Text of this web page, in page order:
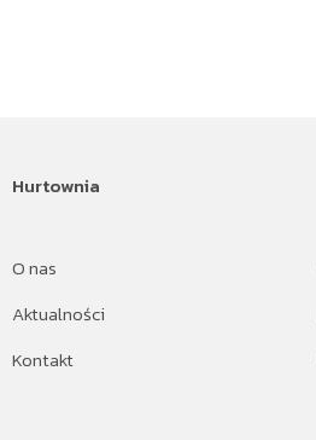
Hurtownia
O nas
Aktualności
Kontakt